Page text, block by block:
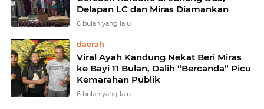
Delapan LC dan Miras Diamankan
6 bulan yang lalu
daerah
Viral Ayah Kandung Nekat Beri Miras
ke Bayi 11 Bulan, Dalih “Bercanda” Picu
Kemarahan Publik
6 bulan yang lalu